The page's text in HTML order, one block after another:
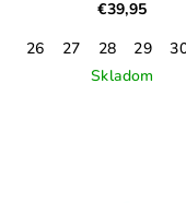
€39,95
26
27 28 29
Skladom